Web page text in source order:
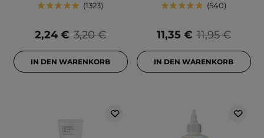
1323
3,20 €
2,24 €
IN DEN WARENKORB
540
11,95 €
11,35 €
IN DEN WARENKORB